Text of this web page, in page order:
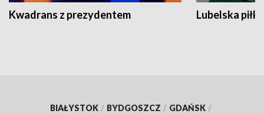
Kwadrans z prezydentem Lubelska piłka
BIAŁYSTOK / BYDGOSZCZ / GDAŃSK /